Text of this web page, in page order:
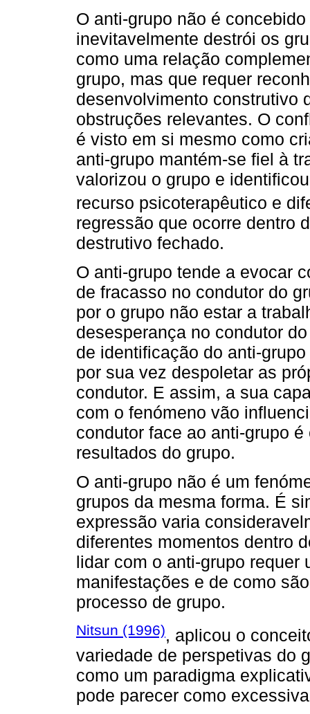
O anti-grupo não é
inevitavelmente destrói os
como uma relação
grupo, mas que requer
desenvolvimento construtivo
obstruções relevantes. O
é visto em si mesmo como
anti-grupo mantém-se fiel à
valorizou o grupo e
recurso psicoterapêutico e
regressão que ocorre dentro
destrutivo fechado.
O anti-grupo tende a evocar
de fracasso no condutor do
por o grupo não estar a
desesperança no condutor
de identificação do anti-
por sua vez despoletar as
condutor. E assim, a sua
com o fenómeno vão
condutor face ao anti-grupo
resultados do grupo.
O anti-grupo não é um
grupos da mesma forma. É
expressão varia
diferentes momentos dentro
lidar com o anti-grupo requer
manifestações e de como
processo de grupo.
Nitsun (1996), aplicou o
variedade de perspetivas do
como um paradigma
pode parecer como